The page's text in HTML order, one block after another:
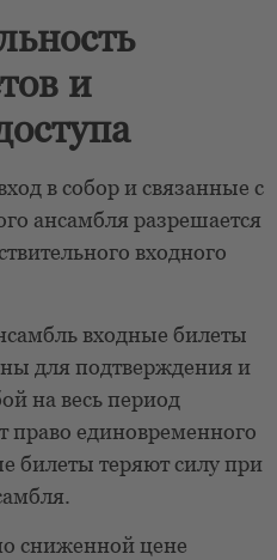
и
в собор и связанные с
ансамбля разрешается
входного
входные билеты
для подтверждения и
на весь период
единовременного
билеты теряют силу при
сниженной цене